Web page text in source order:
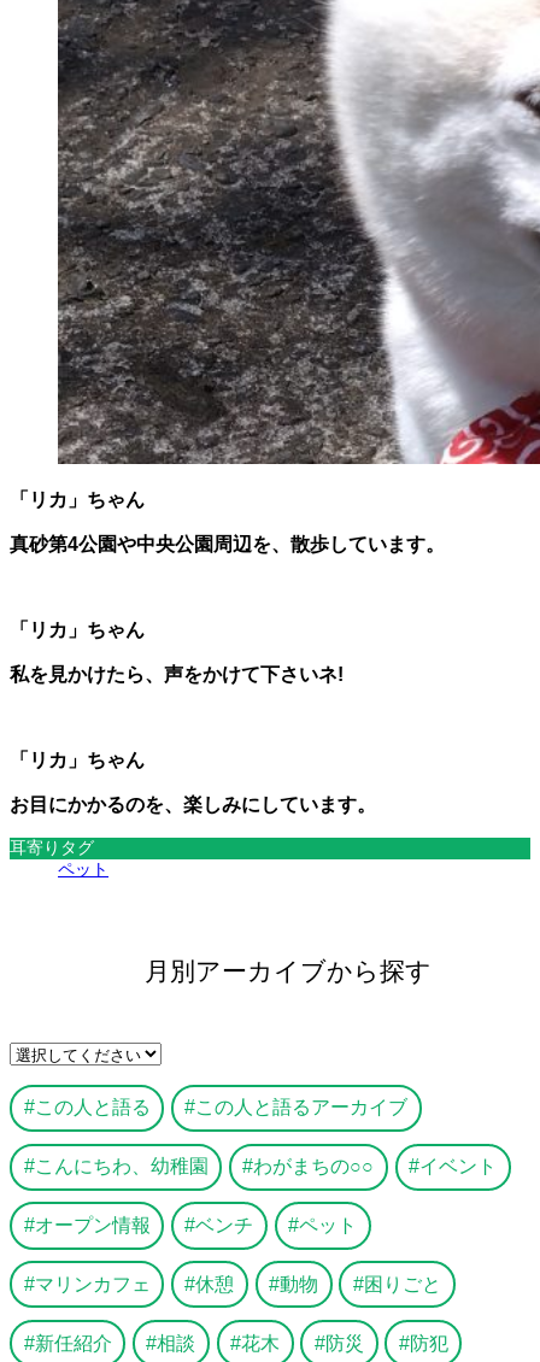
「リカ」ちゃん
真砂第4公園や中央公園周辺を、散歩しています。
「リカ」ちゃん
私を見かけたら、声をかけて下さいネ!
「リカ」ちゃん
お目にかかるのを、楽しみにしています。
耳寄りタグ
ペット
月別アーカイブから探す
この人と語る この人と語るアーカイブ
こんにちわ、幼稚園 わがまちの○○ イベント
オープン情報 ベンチ ペット
マリンカフェ 休憩 動物 困りごと
新任紹介 相談 花木 防災 防犯